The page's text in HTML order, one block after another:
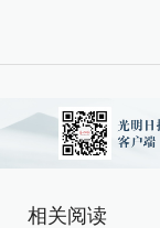
相关阅读